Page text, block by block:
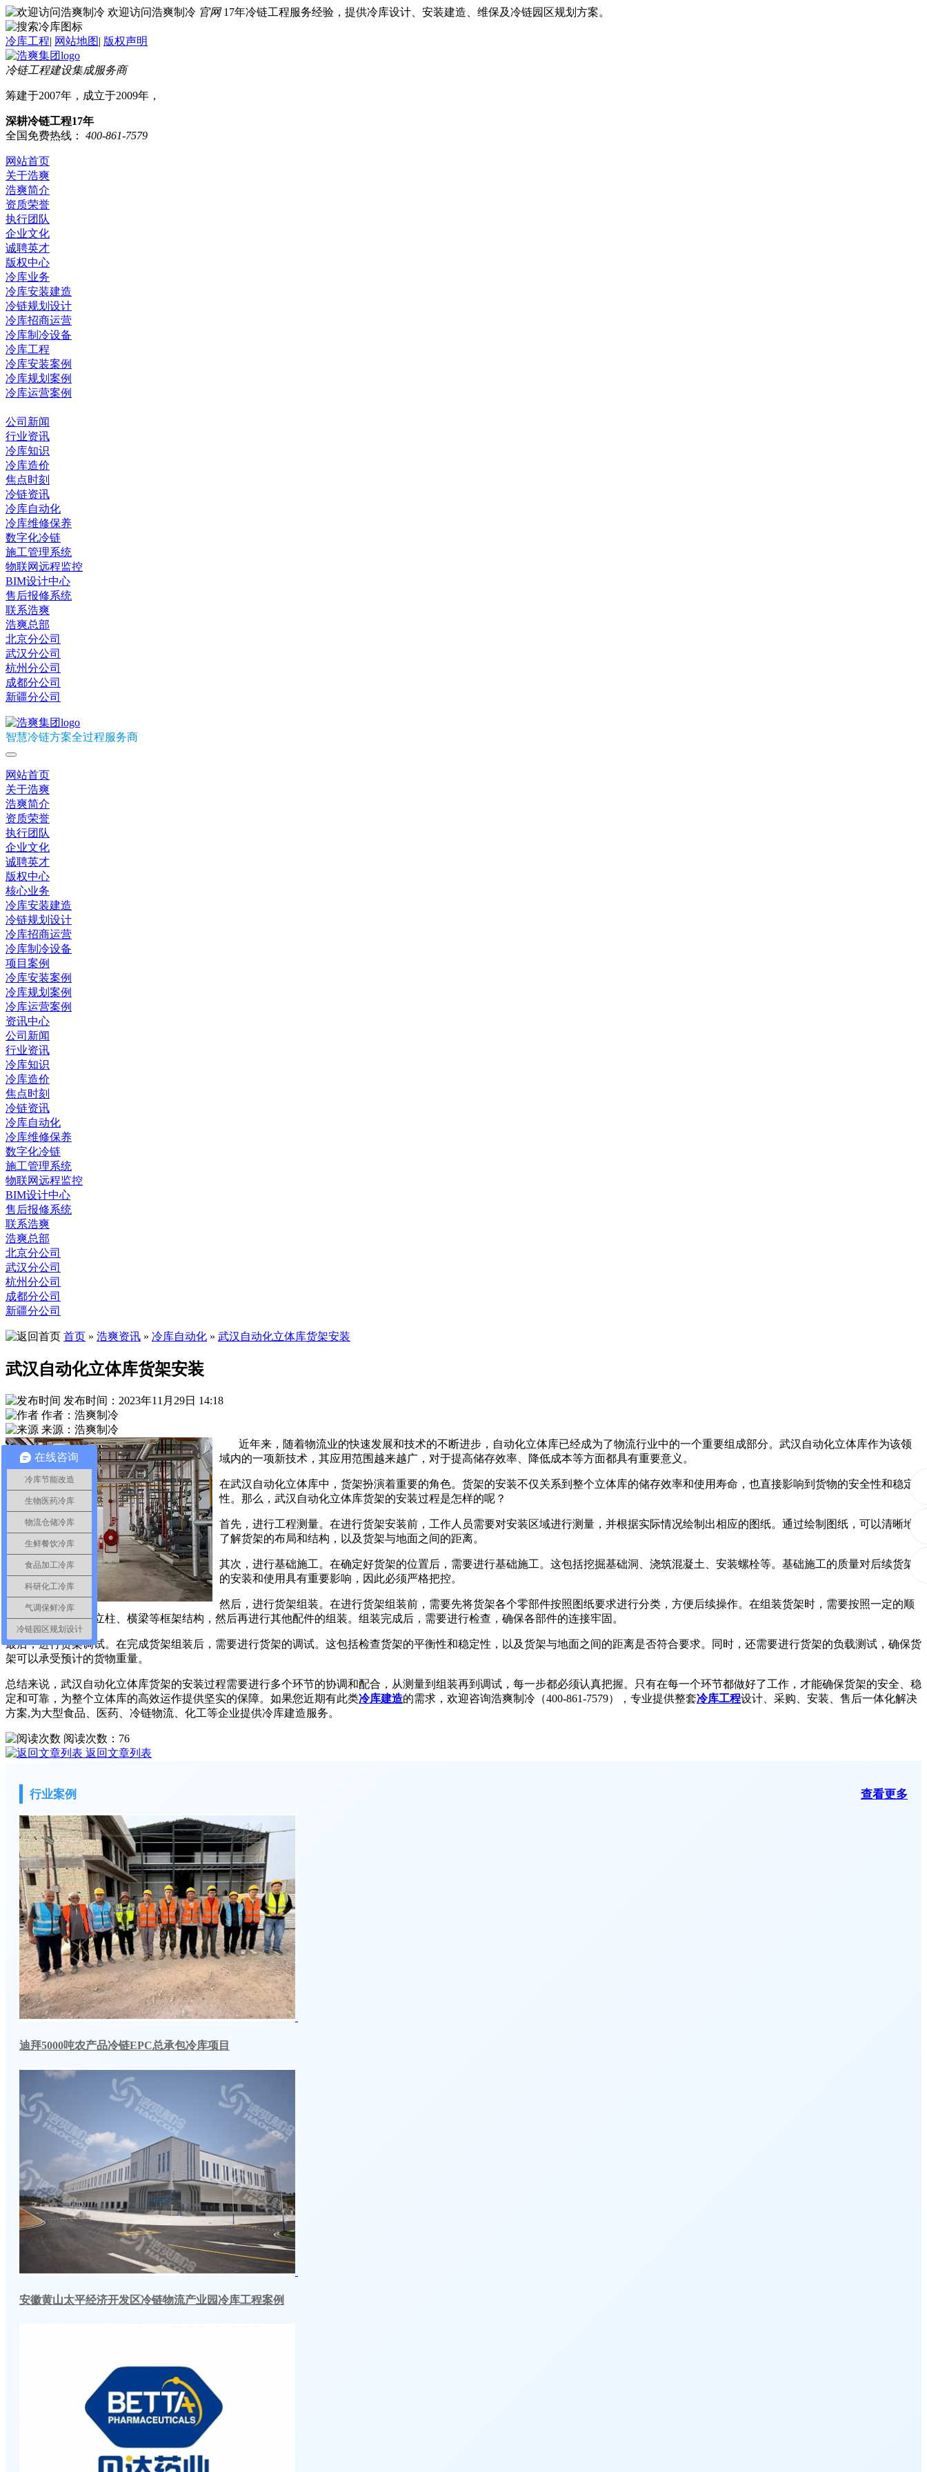
欢迎访问浩爽制冷 官网 17年冷链工程服务经验，提供冷库设计、安装建造、维保及冷链园区规划方案。
冷库工程| 网站地图| 版权声明
冷链工程建设集成服务商
筹建于2007年，成立于2009年，
深耕冷链工程17年
全国免费热线：
400-861-7579
网站首页
关于浩爽
浩爽简介
资质荣誉
执行团队
企业文化
诚聘英才
版权中心
冷库业务
冷库安装建造
冷链规划设计
冷库招商运营
冷库制冷设备
冷库工程
冷库安装案例
冷库规划案例
冷库运营案例
公司新闻
行业资讯
冷库知识
冷库造价
焦点时刻
冷链资讯
冷库自动化
冷库维修保养
数字化冷链
施工管理系统
物联网远程监控
BIM设计中心
售后报修系统
联系浩爽
浩爽总部
北京分公司
武汉分公司
杭州分公司
成都分公司
新疆分公司
智慧冷链方案全过程服务商
网站首页
关于浩爽
浩爽简介
资质荣誉
执行团队
企业文化
诚聘英才
版权中心
核心业务
冷库安装建造
冷链规划设计
冷库招商运营
冷库制冷设备
项目案例
冷库安装案例
冷库规划案例
冷库运营案例
资讯中心
公司新闻
行业资讯
冷库知识
冷库造价
焦点时刻
冷链资讯
冷库自动化
冷库维修保养
数字化冷链
施工管理系统
物联网远程监控
BIM设计中心
售后报修系统
联系浩爽
浩爽总部
北京分公司
武汉分公司
杭州分公司
成都分公司
新疆分公司
首页 » 浩爽资讯 » 冷库自动化 » 武汉自动化立体库货架安装
武汉自动化立体库货架安装
发布时间：2023年11月29日 14:18
作者：浩爽制冷
来源：浩爽制冷
近年来，随着物流业的快速发展和技术的不断进步，自动化立体库已经成为了物流行业中的一个重要组成部分。武汉自动化立体库作为该领
域内的一项新技术，其应用范围越来越广，对于提高储存效率、降低成本等方面都具有重要意义。
在武汉自动化立体库中，货架扮演着重要的角色。货架的安装不仅关系到整个立体库的储存效率和使用寿命，也直接影响到货物的安全性和稳定
性。那么，武汉自动化立体库货架的安装过程是怎样的呢？
首先，进行工程测量。在进行货架安装前，工作人员需要对安装区域进行测量，并根据实际情况绘制出相应的图纸。通过绘制图纸，可以清晰地
了解货架的布局和结构，以及货架与地面之间的距离。
其次，进行基础施工。在确定好货架的位置后，需要进行基础施工。这包括挖掘基础洞、浇筑混凝土、安装螺栓等。基础施工的质量对后续货架
的安装和使用具有重要影响，因此必须严格把控。
然后，进行货架组装。在进行货架组装前，需要先将货架各个零部件按照图纸要求进行分类，方便后续操作。在组装货架时，需要按照一定的顺
序进行，先组装主立柱、横梁等框架结构，然后再进行其他配件的组装。组装完成后，需要进行检查，确保各部件的连接牢固。
最后，进行货架调试。在完成货架组装后，需要进行货架的调试。这包括检查货架的平衡性和稳定性，以及货架与地面之间的距离是否符合要求。同时，还需要进行货架的负载测试，确保货
架可以承受预计的货物重量。
总结来说，武汉自动化立体库货架的安装过程需要进行多个环节的协调和配合，从测量到组装再到调试，每一步都必须认真把握。只有在每一个环节都做好了工作，才能确保货架的安全、稳
定和可靠，为整个立体库的高效运作提供坚实的保障。如果您近期有此类冷库建造的需求，欢迎咨询浩爽制冷（400-861-7579），专业提供整套冷库工程设计、采购、安装、售后一体化解决
方案,为大型食品、医药、冷链物流、化工等企业提供冷库建造服务。
阅读次数： 76
返回文章列表
行业案例 查看更多
迪拜5000吨农产品冷链EPC总承包冷库项目
安徽黄山太平经济开发区冷链物流产业园冷库工程案例
在线咨询
冷库节能改造
生物医药冷库
物流仓储冷库
生鲜餐饮冷库
食品加工冷库
科研化工冷库
气调保鲜冷库
冷链园区规划设计